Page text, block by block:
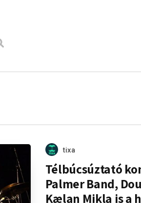
tixa
Télbúcsúztató
Palmer Band,
Kælan Mikla is a